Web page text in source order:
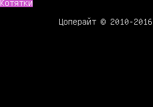
Котятки
Цоперайт © 2010-2016